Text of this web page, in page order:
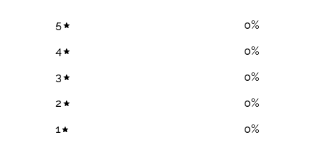
5 0%
4
0%
3
0%
2
0%
1
0%